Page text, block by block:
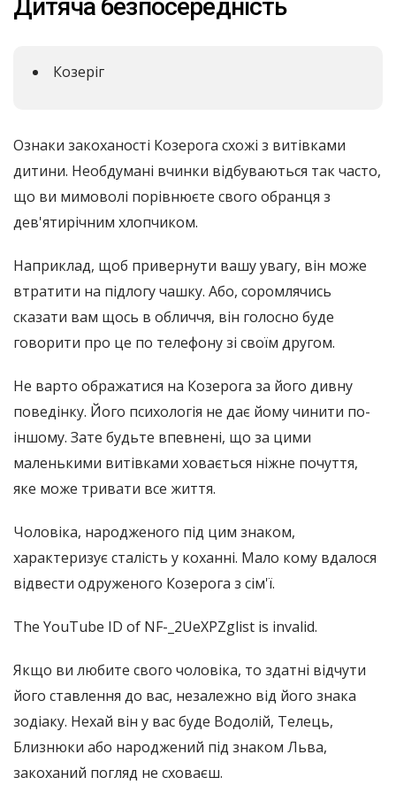
Дитяча безпосередність
Козеріг
Ознаки закоханості Козерога схожі з витівками
дитини. Необдумані вчинки відбуваються так часто,
що ви мимоволі порівнюєте свого обранця з
дев'ятирічним хлопчиком.
Наприклад, щоб привернути вашу увагу, він може
втратити на підлогу чашку. Або, соромлячись
сказати вам щось в обличчя, він голосно буде
говорити про це по телефону зі своїм другом.
Не варто ображатися на Козерога за його дивну
поведінку. Його психологія не дає йому чинити по-
іншому. Зате будьте впевнені, що за цими
маленькими витівками ховається ніжне почуття,
яке може тривати все життя.
Чоловіка, народженого під цим знаком,
характеризує сталість у коханні. Мало кому вдалося
відвести одруженого Козерога з сім'ї.
The YouTube ID of NF-_2UeXPZglist is invalid.
Якщо ви любите свого чоловіка, то здатні відчути
його ставлення до вас, незалежно від його знака
зодіаку. Нехай він у вас буде Водолій, Телець,
Близнюки або народжений під знаком Льва,
закоханий погляд не сховаєш.